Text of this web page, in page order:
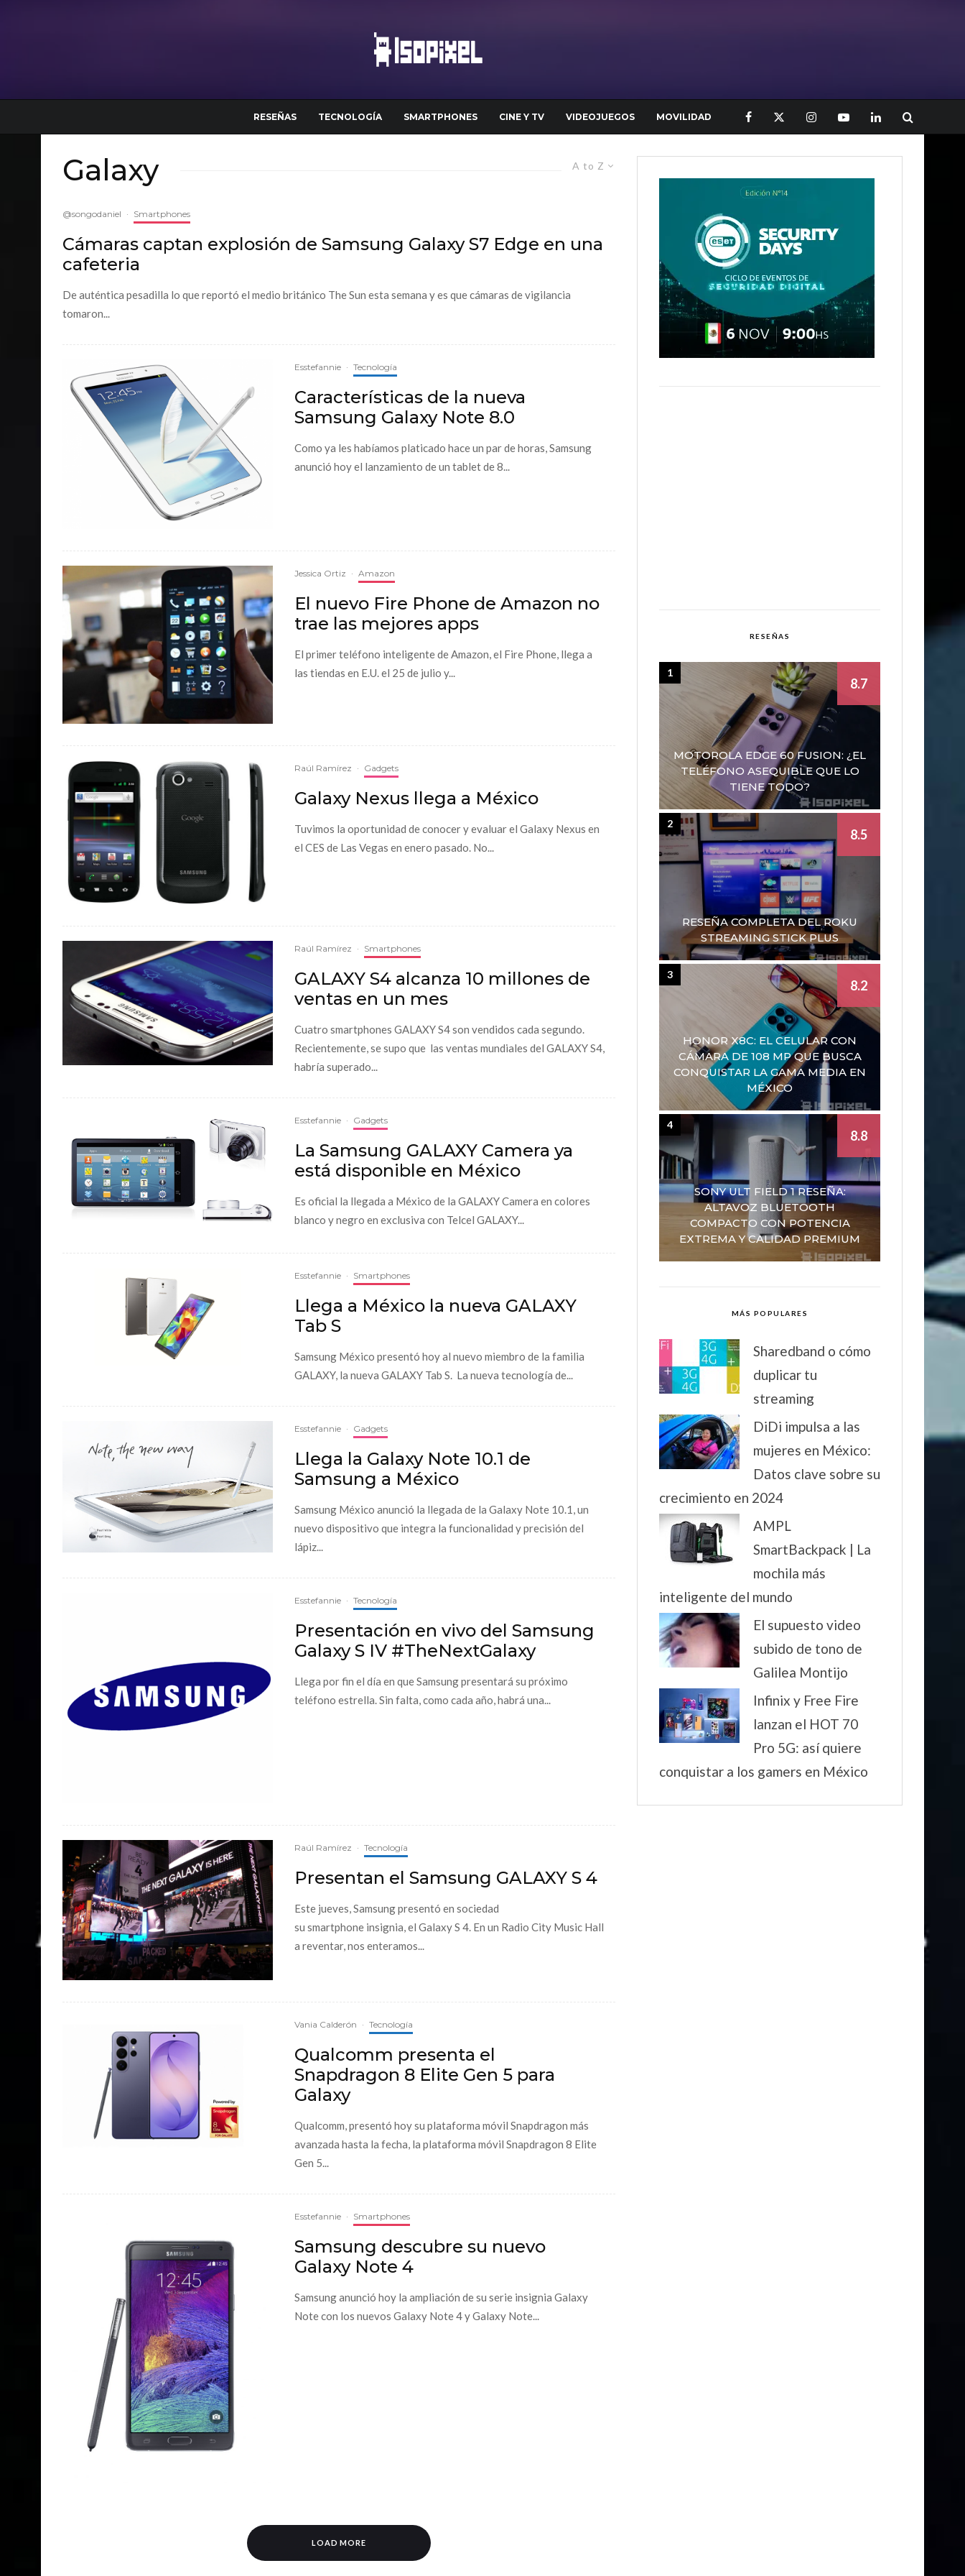
RESEÑAS TECNOLOGÍA SMARTPHONES CINE Y TV VIDEOJUEGOS MOVILIDAD
A to Z
Galaxy
@songodaniel · Smartphones
Cámaras captan explosión de Samsung Galaxy S7 Edge en una
cafeteria
De auténtica pesadilla lo que reportó el medio británico The Sun esta semana y es que cámaras de vigilancia
tomaron...
Esstefannie · Tecnología
Características de la nueva
Samsung Galaxy Note 8.0
Como ya les habíamos platicado hace un par de horas, Samsung
anunció hoy el lanzamiento de un tablet de 8...
Jessica Ortiz · Amazon
El nuevo Fire Phone de Amazon no
trae las mejores apps
El primer teléfono inteligente de Amazon, el Fire Phone, llega a
las tiendas en E.U. el 25 de julio y...
Raúl Ramírez · Gadgets
Galaxy Nexus llega a México
Tuvimos la oportunidad de conocer y evaluar el Galaxy Nexus en
el CES de Las Vegas en enero pasado. No...
Raúl Ramírez · Smartphones
GALAXY S4 alcanza 10 millones de
ventas en un mes
Cuatro smartphones GALAXY S4 son vendidos cada segundo.
Recientemente, se supo que las ventas mundiales del GALAXY S4,
habría superado...
Esstefannie · Gadgets
La Samsung GALAXY Camera ya
está disponible en México
Es oficial la llegada a México de la GALAXY Camera en colores
blanco y negro en exclusiva con Telcel GALAXY...
Esstefannie · Smartphones
Llega a México la nueva GALAXY
Tab S
Samsung México presentó hoy al nuevo miembro de la familia
GALAXY, la nueva GALAXY Tab S. La nueva tecnología de...
Esstefannie · Gadgets
Llega la Galaxy Note 10.1 de
Samsung a México
Samsung México anunció la llegada de la Galaxy Note 10.1, un
nuevo dispositivo que integra la funcionalidad y precisión del
lápiz...
Esstefannie · Tecnología
Presentación en vivo del Samsung
Galaxy S IV #TheNextGalaxy
Llega por fin el día en que Samsung presentará su próximo
teléfono estrella. Sin falta, como cada año, habrá una...
Raúl Ramírez · Tecnología
Presentan el Samsung GALAXY S 4
Este jueves, Samsung presentó en sociedad
su smartphone insignia, el Galaxy S 4. En un Radio City Music Hall
a reventar, nos enteramos...
Vania Calderón · Tecnología
Qualcomm presenta el
Snapdragon 8 Elite Gen 5 para
Galaxy
Qualcomm, presentó hoy su plataforma móvil Snapdragon más
avanzada hasta la fecha, la plataforma móvil Snapdragon 8 Elite
Gen 5...
Esstefannie · Smartphones
Samsung descubre su nuevo
Galaxy Note 4
Samsung anunció hoy la ampliación de su serie insignia Galaxy
Note con los nuevos Galaxy Note 4 y Galaxy Note...
LOAD MORE
RESEÑAS
MOTOROLA EDGE 60 FUSION: ¿EL
TELÉFONO ASEQUIBLE QUE LO
TIENE TODO?
8.7
1
RESEÑA COMPLETA DEL ROKU
STREAMING STICK PLUS
8.5
2
HONOR X8C: EL CELULAR CON
CÁMARA DE 108 MP QUE BUSCA
CONQUISTAR LA GAMA MEDIA EN
MÉXICO
8.2
3
SONY ULT FIELD 1 RESEÑA:
ALTAVOZ BLUETOOTH
COMPACTO CON POTENCIA
EXTREMA Y CALIDAD PREMIUM
8.8
4
MÁS POPULARES
Sharedband o cómo
duplicar tu
streaming
DiDi impulsa a las
mujeres en México:
Datos clave sobre su
crecimiento en 2024
AMPL
SmartBackpack | La
mochila más
inteligente del mundo
El supuesto video
subido de tono de
Galilea Montijo
Infinix y Free Fire
lanzan el HOT 70
Pro 5G: así quiere
conquistar a los gamers en México